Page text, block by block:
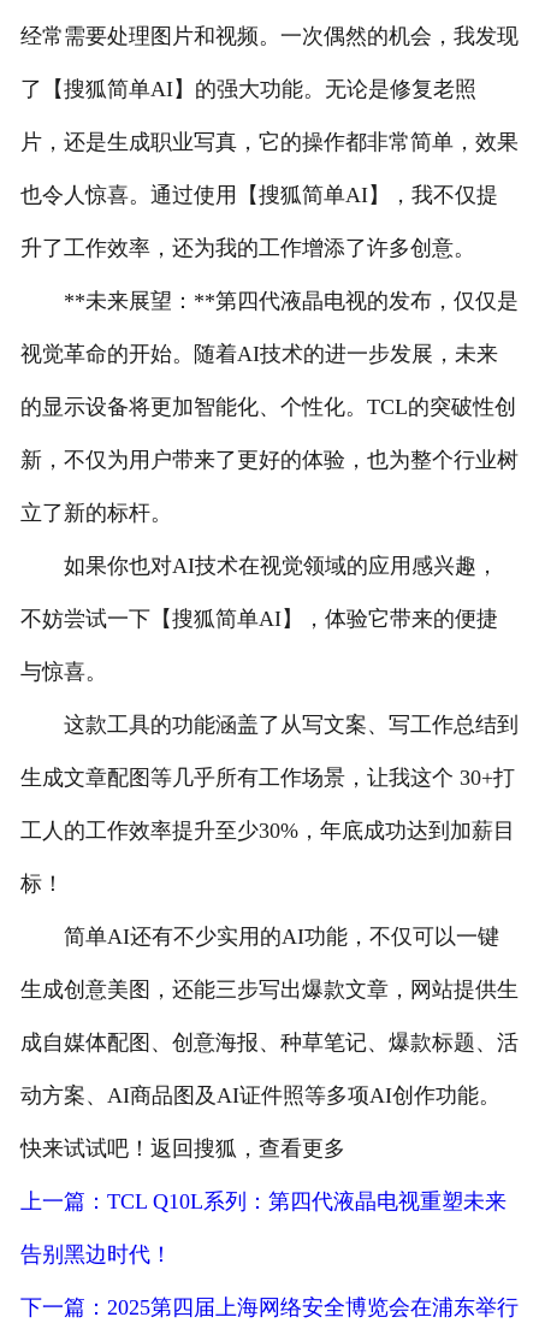
经常需要处理图片和视频。一次偶然的机会，我发现
了【搜狐简单AI】的强大功能。无论是修复老照
片，还是生成职业写真，它的操作都非常简单，效果
也令人惊喜。通过使用【搜狐简单AI】，我不仅提
升了工作效率，还为我的工作增添了许多创意。
**未来展望：**第四代液晶电视的发布，仅仅是
视觉革命的开始。随着AI技术的进一步发展，未来
的显示设备将更加智能化、个性化。TCL的突破性创
新，不仅为用户带来了更好的体验，也为整个行业树
立了新的标杆。
如果你也对AI技术在视觉领域的应用感兴趣，
不妨尝试一下【搜狐简单AI】，体验它带来的便捷
与惊喜。
这款工具的功能涵盖了从写文案、写工作总结到
生成文章配图等几乎所有工作场景，让我这个 30+打
工人的工作效率提升至少30%，年底成功达到加薪目
标！
简单AI还有不少实用的AI功能，不仅可以一键
生成创意美图，还能三步写出爆款文章，网站提供生
成自媒体配图、创意海报、种草笔记、爆款标题、活
动方案、AI商品图及AI证件照等多项AI创作功能。
快来试试吧！返回搜狐，查看更多
上一篇：TCL Q10L系列：第四代液晶电视重塑未来
告别黑边时代！
下一篇：2025第四届上海网络安全博览会在浦东举行